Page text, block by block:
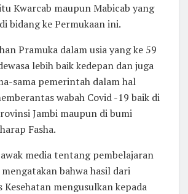
Kwarcab maupun Mabicab yang
bidang ke Permukaan ini.
Pramuka dalam usia yang ke 59
lebih baik kedepan dan juga
sama pemerintah dalam hal
wabah Covid -19 baik di
Jambi maupun di bumi
Fasha.
media tentang pembelajaran
bahwa hasil dari
Kesehatan mengusulkan kepada